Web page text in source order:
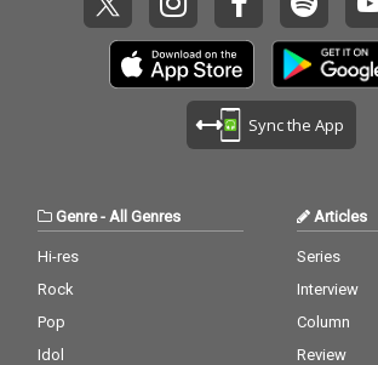
Sync the App
Genre- All Genres
Hi-res
Rock
Pop
Idol
Articles
Series
Interview
Column
Review